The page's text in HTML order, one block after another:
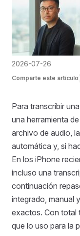
2026-07-26
Comparte este artículo
Para transcribir
una herramienta
archivo de audio,
automática y, si
En los iPhone
incluso una
continuación
integrado, manual
exactos. Con total
que lo uso para la